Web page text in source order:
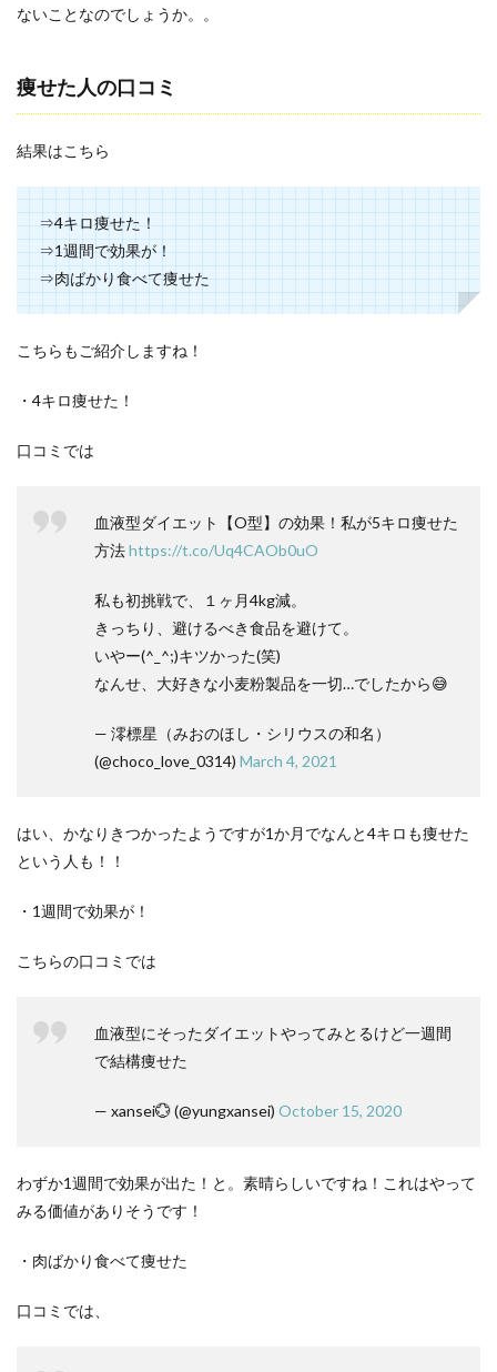
ないことなのでしょうか。。
痩せた人の口コミ
結果はこちら
⇒4キロ痩せた！
⇒1週間で効果が！
⇒肉ばかり食べて痩せた
こちらもご紹介しますね！
・4キロ痩せた！
口コミでは
血液型ダイエット【O型】の効果！私が5キロ痩せた
方法https://t.co/Uq4CAOb0uO
私も初挑戦で、１ヶ月4kg減。
きっちり、避けるべき食品を避けて。
いやー(^_^;)キツかった(笑)
なんせ、大好きな小麦粉製品を一切…でしたから😅
— 澪標星（みおのほし・シリウスの和名）
(@choco_love_0314) March 4, 2021
はい、かなりきつかったようですが1か月でなんと4キロも痩せた
という人も！！
・1週間で効果が！
こちらの口コミでは
血液型にそったダイエットやってみとるけど一週間
で結構痩せた
— xansei💮 (@yungxansei) October 15, 2020
わずか1週間で効果が出た！と。素晴らしいですね！これはやって
みる価値がありそうです！
・肉ばかり食べて痩せた
口コミでは、